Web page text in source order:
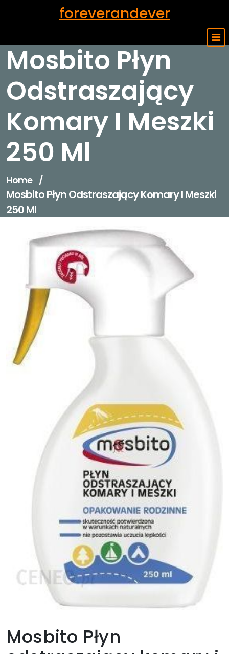
foreverandever
Mosbito Płyn
Odstraszający
Komary I Meszki
250 Ml
Home /
Mosbito Płyn Odstraszający Komary I Meszki
250 Ml
Mosbito Płyn